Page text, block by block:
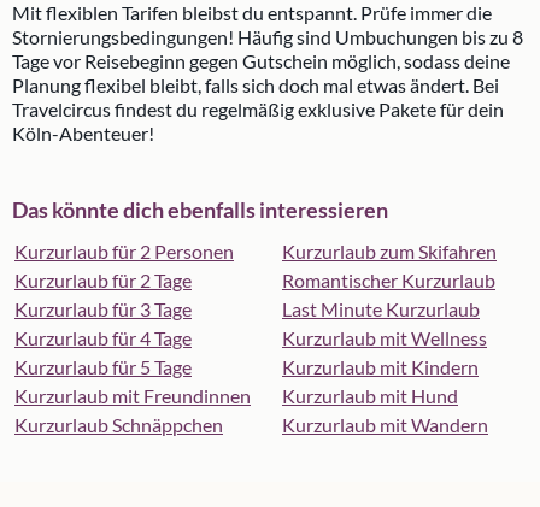
Mit flexiblen Tarifen bleibst du entspannt. Prüfe immer die
Stornierungsbedingungen! Häufig sind Umbuchungen bis zu 8
Tage vor Reisebeginn gegen Gutschein möglich, sodass deine
Planung flexibel bleibt, falls sich doch mal etwas ändert. Bei
Travelcircus findest du regelmäßig exklusive Pakete für dein
Köln-Abenteuer!
Das könnte dich ebenfalls interessieren
Kurzurlaub für 2 Personen
Kurzurlaub für 2 Tage
Kurzurlaub für 3 Tage
Kurzurlaub für 4 Tage
Kurzurlaub für 5 Tage
Kurzurlaub mit Freundinnen
Kurzurlaub Schnäppchen
Kurzurlaub zum Skifahren
Romantischer Kurzurlaub
Last Minute Kurzurlaub
Kurzurlaub mit Wellness
Kurzurlaub mit Kindern
Kurzurlaub mit Hund
Kurzurlaub mit Wandern